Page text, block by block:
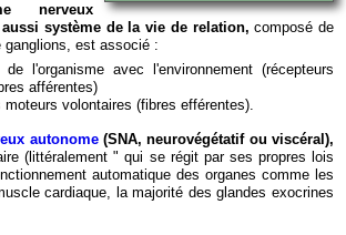
nerveux
système de la vie de relation, composé de
est associé :
l'organisme avec l'environnement (récepteurs
afférentes)
moteurs volontaires (fibres efférentes).
autonome(SNA, neurovégétatif ou viscéral),
(littéralement " qui se régit par ses propres lois
automatique des organes comme les
cardiaque, la majorité des glandes exocrines